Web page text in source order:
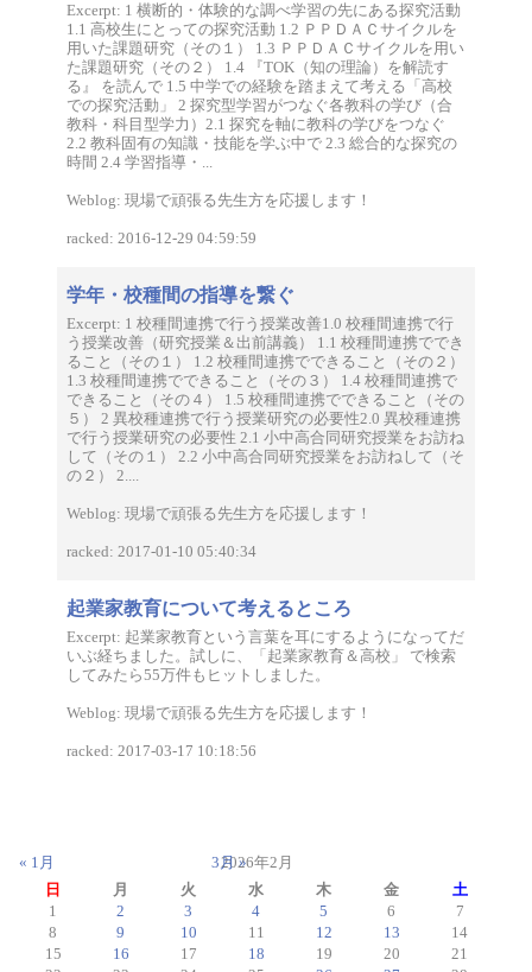
Excerpt: 1 横断的・体験的な調べ学習の先にある探究活動
1.1 高校生にとっての探究活動 1.2 ＰＰＤＡＣサイクルを
用いた課題研究（その１） 1.3 ＰＰＤＡＣサイクルを用い
た課題研究（その２） 1.4 『TOK（知の理論）を解読す
る』 を読んで 1.5 中学での経験を踏まえて考える「高校
での探究活動」 2 探究型学習がつなぐ各教科の学び（合
教科・科目型学力）2.1 探究を軸に教科の学びをつなぐ
2.2 教科固有の知識・技能を学ぶ中で 2.3 総合的な探究の
時間 2.4 学習指導・...
Weblog: 現場で頑張る先生方を応援します！
racked: 2016-12-29 04:59:59
学年・校種間の指導を繋ぐ
Excerpt: 1 校種間連携で行う授業改善1.0 校種間連携で行
う授業改善（研究授業＆出前講義） 1.1 校種間連携ででき
ること（その１） 1.2 校種間連携でできること（その２）
1.3 校種間連携でできること（その３） 1.4 校種間連携で
できること（その４） 1.5 校種間連携でできること（その
５） 2 異校種連携で行う授業研究の必要性2.0 異校種連携
で行う授業研究の必要性 2.1 小中高合同研究授業をお訪ね
して（その１） 2.2 小中高合同研究授業をお訪ねして（そ
の２） 2....
Weblog: 現場で頑張る先生方を応援します！
racked: 2017-01-10 05:40:34
起業家教育について考えるところ
Excerpt: 起業家教育という言葉を耳にするようになってだ
いぶ経ちました。試しに、「起業家教育＆高校」 で検索
してみたら55万件もヒットしました。
Weblog: 現場で頑張る先生方を応援します！
racked: 2017-03-17 10:18:56
2026年2月
日
月 火 水 木 金
土
1
2 3 4 5 6
7
8
9 10 11 12 13
14
15
16 17 18 19 20
21
« 1月 3月 »